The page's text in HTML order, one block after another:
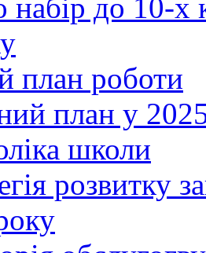
набір до 10-х
план роботи
план у
школи
розвитку